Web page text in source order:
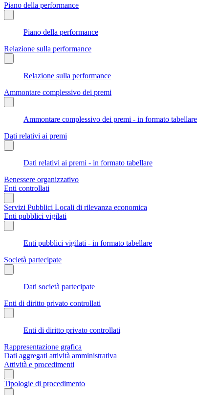
Piano della performance
Piano della performance
Relazione sulla performance
Relazione sulla performance
Ammontare complessivo dei premi
Ammontare complessivo dei premi - in formato tabellare
Dati relativi ai premi
Dati relativi ai premi - in formato tabellare
Benessere organizzativo
Enti controllati
Servizi Pubblici Locali di rilevanza economica
Enti pubblici vigilati
Enti pubblici vigilati - in formato tabellare
Società partecipate
Dati società partecipate
Enti di diritto privato controllati
Enti di diritto privato controllati
Rappresentazione grafica
Dati aggregati attività amministrativa
Attività e procedimenti
Tipologie di procedimento